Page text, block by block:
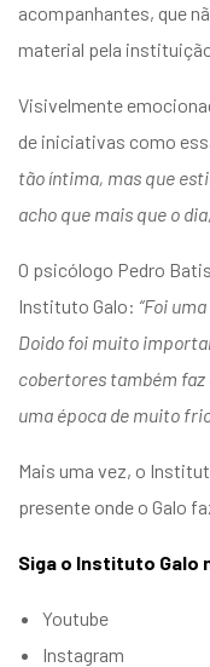
acompanhantes, que
material pela
Visivelmente
de iniciativas como
tão íntima, mas que
acho que mais que o
O psicólogo Pedro
Instituto Galo: “Foi
Doido foi muito
cobertores também faz
uma época de muito
Mais uma vez, o
presente onde o Galo
Siga o Instituto
Youtube
Instagram